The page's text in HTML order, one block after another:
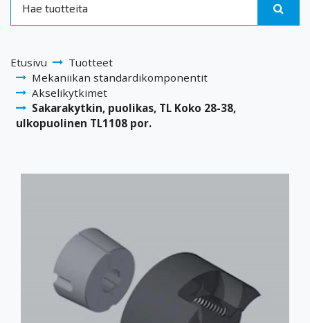
Etusivu
Tuotteet
Mekaniikan standardikomponentit
Akselikytkimet
Sakarakytkin, puolikas, TL Koko 28-38,
ulkopuolinen TL1108 por.